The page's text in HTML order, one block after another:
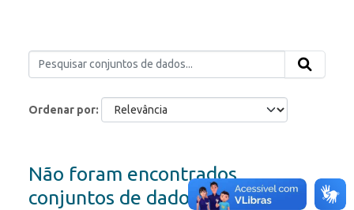
Ordenar por
Não foram encontrados
conjuntos de dados